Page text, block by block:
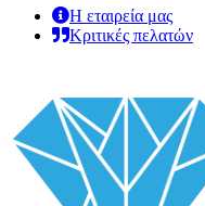
Η εταιρεία μας
Κριτικές πελατών